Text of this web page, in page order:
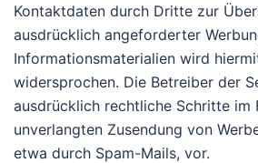
Kontaktdaten durch Dritte zur
ausdrücklich angeforderter
Informationsmaterialien wird
widersprochen. Die Betreiber der
ausdrücklich rechtliche Schritte im
unverlangten Zusendung von
etwa durch Spam-Mails, vor.